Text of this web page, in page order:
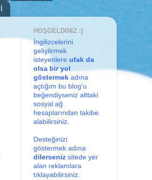
HOŞGELDINIZ :)
İngilizcelerini
geliştirmek
isteyenlere ufak da
olsa bir yol
göstermek adına
açtığım bu blog'u
beğendiyseniz alttaki
sosyal ağ
hesaplarından takibe
alabilirsiniz.
Desteğinizi
göstermek adına
dilerseniz sitede yer
alan reklamlara
tıklayabilirsiniz.